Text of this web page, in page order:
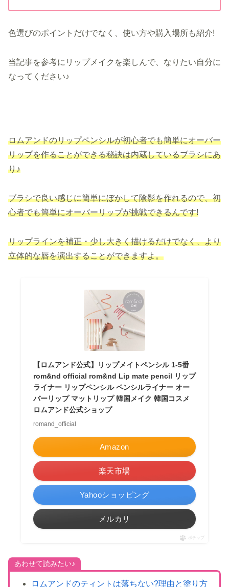
色選びのポイントだけでなく、使い方や購入場所も紹介!
当記事を参考にリップメイクを楽しんで、なりたい自分に
なってください♪
ロムアンドのリップペンシルが初心者でも簡単にオーバー
リップを作ることができる秘訣は内蔵しているブラシにあ
り♪
ブラシで良い感じに簡単にぼかして陰影を作れるので、初
心者でも簡単にオーバーリップが挑戦できるんです!
リップラインを補正・少し大きく描けるだけでなく、より
立体的な唇を演出することができますよ。
【ロムアンド公式】リップメイトペンシル 1-5番
rom&nd official rom&nd Lip mate pencil リップ
ライナー リップペンシル ペンシルライナー オー
バーリップ マットリップ 韓国メイク 韓国コスメ
ロムアンド公式ショップ
romand_official
Amazon
楽天市場
Yahooショッピング
メルカリ
ポチップ
あわせて読みたい♪
ロムアンドのティントは落ちない?理由と塗り方